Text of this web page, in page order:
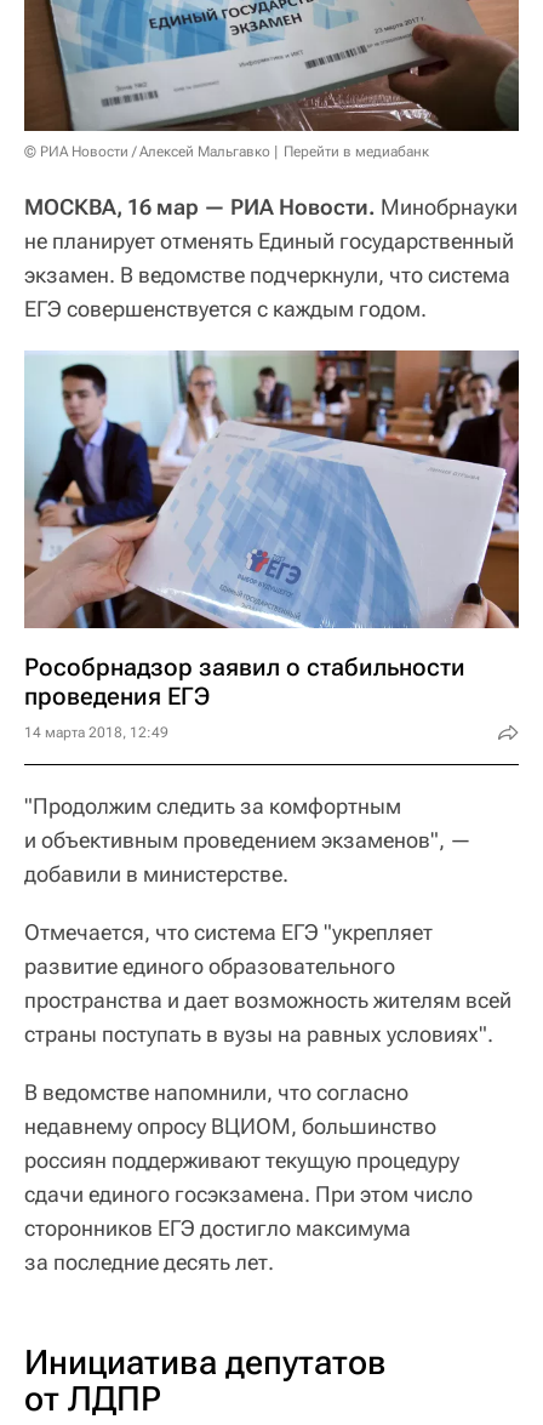
© РИА Новости / Алексей Мальгавко Перейти в медиабанк
МОСКВА, 16 мар — РИА Новости. Минобрнауки
не планирует отменять Единый государственный
экзамен. В ведомстве подчеркнули, что система
ЕГЭ совершенствуется с каждым годом.
Рособрнадзор заявил о стабильности
проведения ЕГЭ
14 марта 2018, 12:49
"Продолжим следить за комфортным
и объективным проведением экзаменов", —
добавили в министерстве.
Отмечается, что система ЕГЭ "укрепляет
развитие единого образовательного
пространства и дает возможность жителям всей
страны поступать в вузы на равных условиях".
В ведомстве напомнили, что согласно
недавнему опросу ВЦИОМ, большинство
россиян поддерживают текущую процедуру
сдачи единого госэкзамена. При этом число
сторонников ЕГЭ достигло максимума
за последние десять лет.
Инициатива депутатов
от ЛДПР